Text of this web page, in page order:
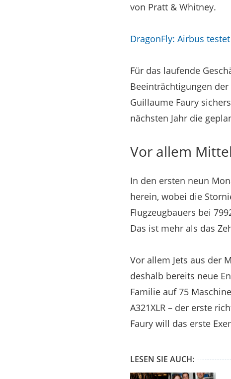
von Pratt & Whitney.
DragonFly: Airbus
Für das laufende
Beeinträchtigungen
Guillaume Faury
nächsten Jahr die
Vor allem
In den ersten neun
herein, wobei die
Flugzeugbauers bei
Das ist mehr als das
Vor allem Jets aus der
deshalb bereits neue
Familie auf 75
A321XLR – der erste
Faury will das erste
LESEN SIE AUCH: